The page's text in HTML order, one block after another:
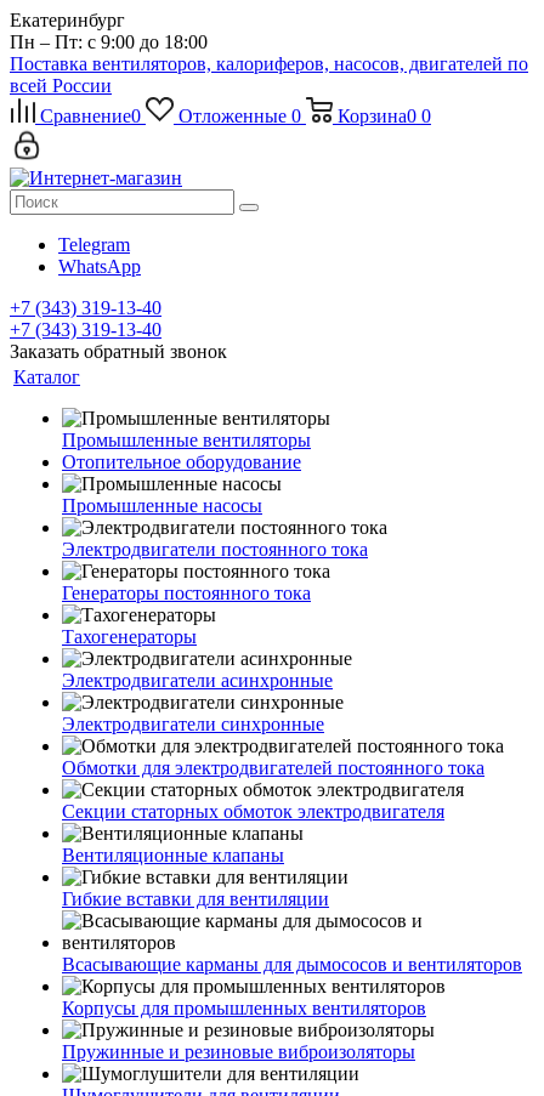
Екатеринбург
Пн – Пт: с 9:00 до 18:00
Поставка вентиляторов, калориферов, насосов, двигателей по
всей России
Сравнение0 Отложенные 0 Корзина0 0
Telegram
WhatsApp
+7 (343) 319-13-40
+7 (343) 319-13-40
Заказать обратный звонок
Каталог
Промышленные вентиляторы
Отопительное оборудование
Промышленные насосы
Электродвигатели постоянного тока
Генераторы постоянного тока
Тахогенераторы
Электродвигатели асинхронные
Электродвигатели синхронные
Обмотки для электродвигателей постоянного тока
Секции статорных обмоток электродвигателя
Вентиляционные клапаны
Гибкие вставки для вентиляции
Всасывающие карманы для дымососов и вентиляторов
Корпусы для промышленных вентиляторов
Пружинные и резиновые виброизоляторы